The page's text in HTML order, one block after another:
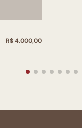
R$ 4.000,00